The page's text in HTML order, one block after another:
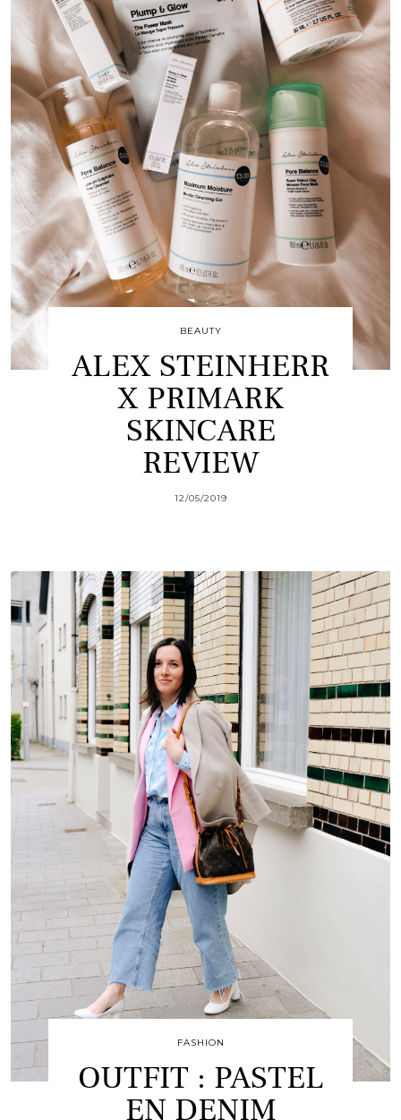
BEAUTY
ALEX STEINHERR
X PRIMARK
SKINCARE
REVIEW
12/05/2019
FASHION
OUTFIT : PASTEL
EN DENIM